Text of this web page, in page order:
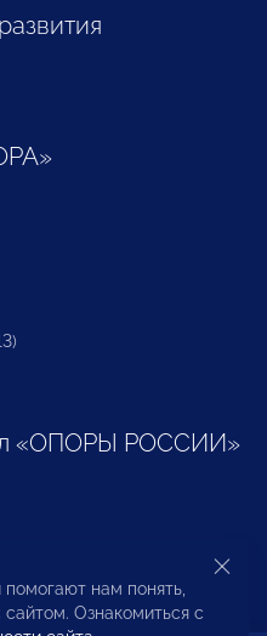
«ОПОРЫ РОССИИ»
и
нам понять,
сайтом. Ознакомиться с